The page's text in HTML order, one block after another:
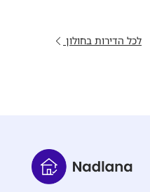
לכל הדירות בחולון